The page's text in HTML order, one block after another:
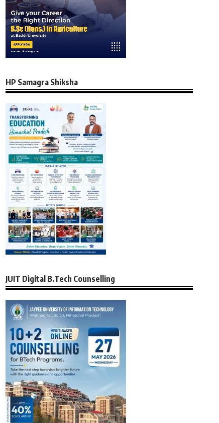
HP Samagra Shiksha
JUIT Digital B.Tech Counselling